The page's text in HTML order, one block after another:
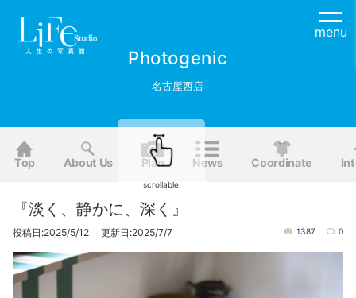
menu
Photogenic
名古屋西店
Top About Us Plan News Coordinate
『淡く、静かに、深く』
投稿日:2025/5/12 更新日:2025/7/7 1387 0